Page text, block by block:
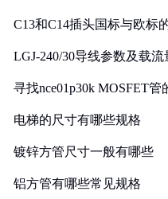
C13和C14插头国标与欧标
LGJ-240/30导线参数及载流
寻找nce01p30k MOSFET
电梯的尺寸有哪些规格
镀锌方管尺寸一般有哪些
铝方管有哪些常见规格